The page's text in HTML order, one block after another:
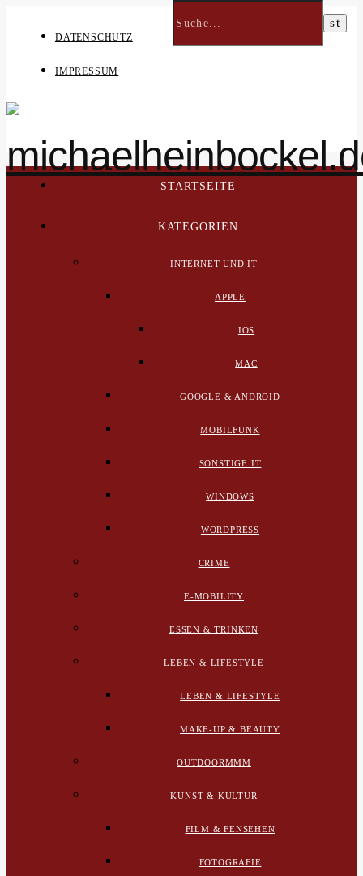
DATENSCHUTZ
IMPRESSUM
STARTSEITE
KATEGORIEN
INTERNET UND IT
APPLE
IOS
MAC
GOOGLE & ANDROID
MOBILFUNK
SONSTIGE IT
WINDOWS
WORDPRESS
CRIME
E-MOBILITY
ESSEN & TRINKEN
LEBEN & LIFESTYLE
LEBEN & LIFESTYLE
MAKE-UP & BEAUTY
OUTDOORMMM
KUNST & KULTUR
FILM & FENSEHEN
FOTOGRAFIE